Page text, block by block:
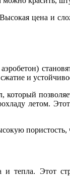
цена и
и
который
летом.
Этот